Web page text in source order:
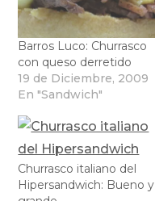
Barros Luco: Churrasco
con queso derretido
19 de Diciembre, 2009
En "Sandwich"
Churrasco italiano del
Hipersandwich: Bueno y